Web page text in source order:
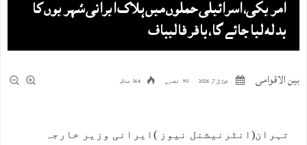
امریکی، اسرائیلی حملوں میں ہلاک ایرانی شہریوں کا
بدلہ لیا جائے گا، باقر قالیباف
بین الاقوامی جولائ 7, 2026 90 تبصرے 164 مناظر
تہران(انٹرنیشنل نیوز )ایرانی وزیر خارجہ